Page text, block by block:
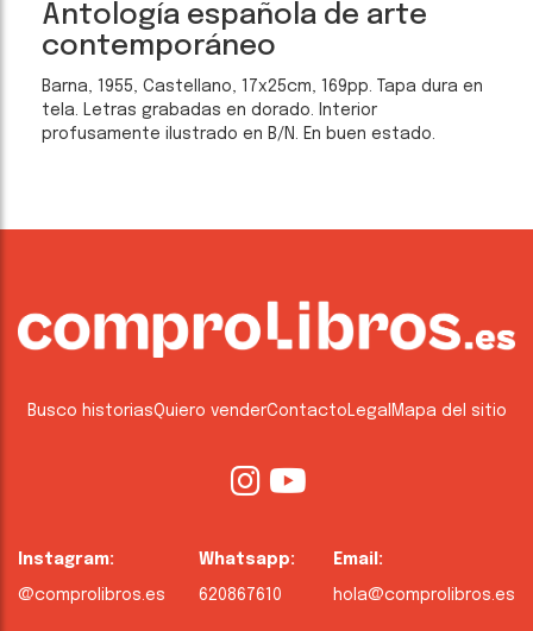
Antología española de arte
contemporáneo
Barna, 1955, Castellano, 17x25cm, 169pp. Tapa dura en
tela. Letras grabadas en dorado. Interior
profusamente ilustrado en B/N. En buen estado.
Busco historiasQuiero venderContacto Legal Mapa del sitio
Instagram:
@comprolibros.es
Whatsapp:
620867610
Email:
hola@comprolibros.es